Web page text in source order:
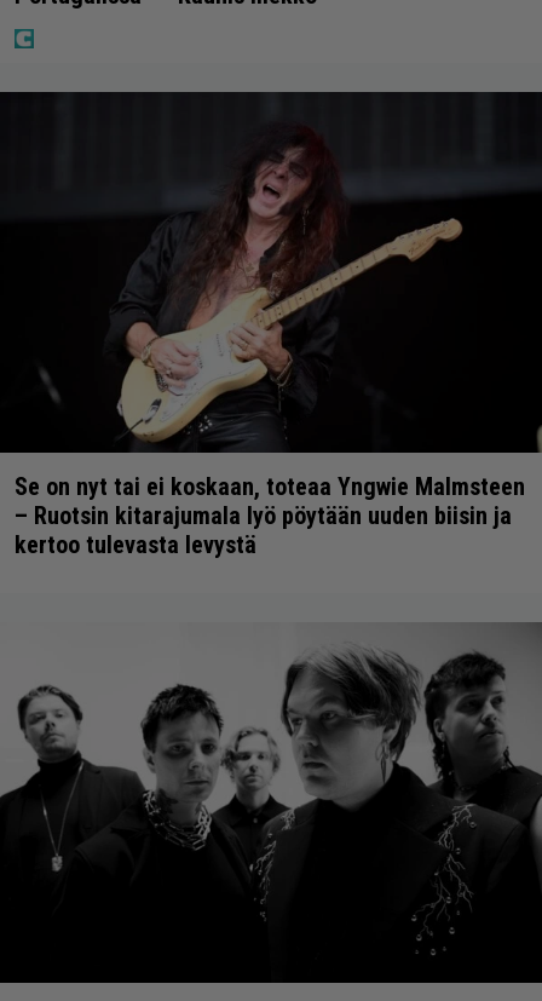
Se on nyt tai ei koskaan, toteaa Yngwie Malmsteen
– Ruotsin kitarajumala lyö pöytään uuden biisin ja
kertoo tulevasta levystä